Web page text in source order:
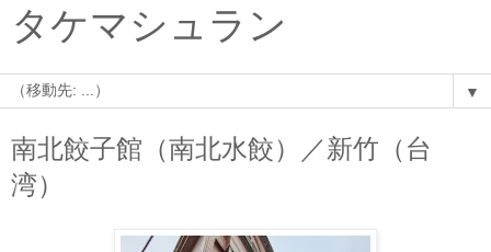
タケマシュラン
▼
南北餃子館（南北水餃）／新竹（台
湾）